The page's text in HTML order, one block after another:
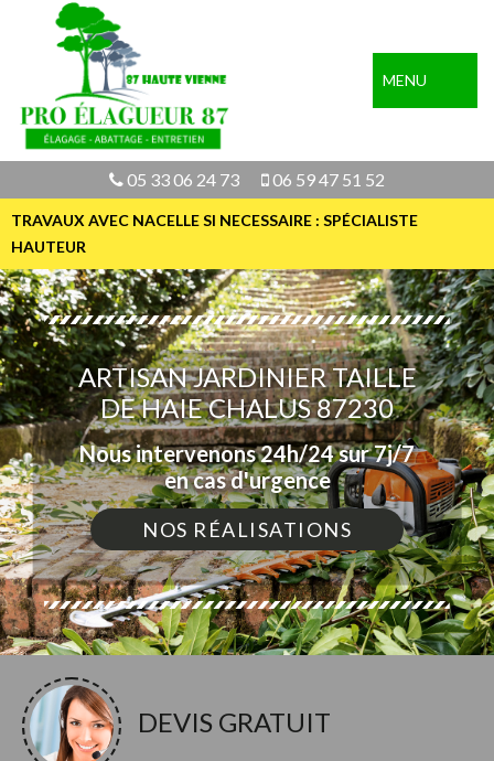
MENU
05 33 06 24 73 06 59 47 51 52
TRAVAUX AVEC NACELLE SI NECESSAIRE : SPÉCIALISTE
HAUTEUR
ARTISAN JARDINIER TAILLE
DE HAIE CHALUS 87230
Nous intervenons 24h/24 sur 7j/7
en cas d'urgence
NOS RÉALISATIONS
DEVIS GRATUIT